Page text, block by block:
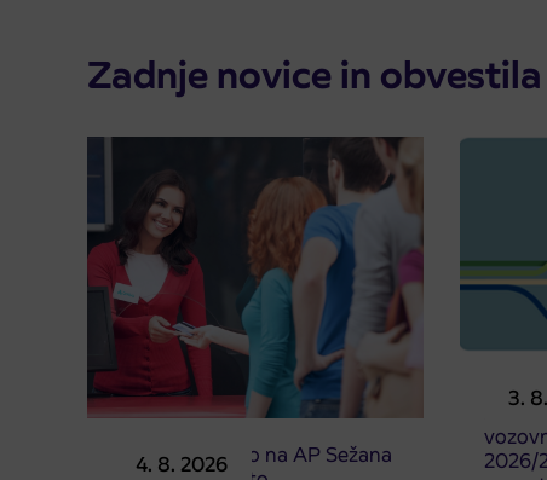
Zadnje novice in obvestila
4. 8. 2026
Prodajno mesto na AP Sežana
3.
2026/